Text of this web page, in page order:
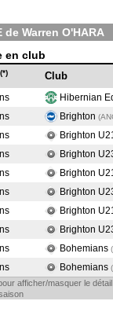
de Warren O'HARA
en club
(*) Club
Hibernian
Brighton
Brighton
Brighton
Brighton
Brighton
Brighton
Brighton
Bohemians
Bohemians
afficher/masquer le